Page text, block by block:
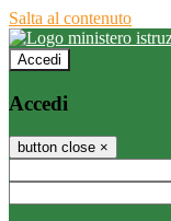
Salta al contenuto
Accedi
Accedi
button close ×